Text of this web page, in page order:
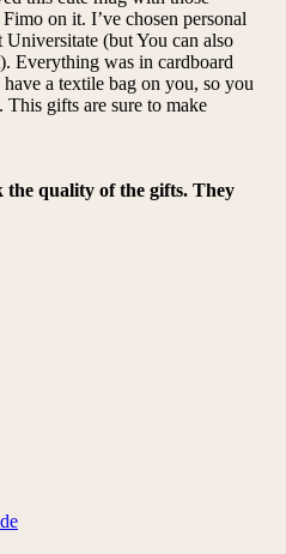
on it. I’ve chosen personal
Universitate (but You can also
Everything was in cardboard
a textile bag on you, so you
This gifts are sure to make
the quality of the gifts. They